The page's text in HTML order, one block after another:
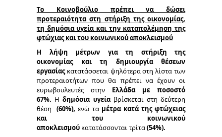
Το Κοινοβούλιο πρέπει να δώσει
προτεραιότητα στη στήριξη της οικονομίας,
τη δημόσια υγεία και την καταπολέμηση της
φτώχιας και του κοινωνικού αποκλεισμού
Η λήψη μέτρων για τη στήριξη της
οικονομίας και τη δημιουργία θέσεων
εργασίαςκατατάσσεται ψηλότερα στη λίστα των
προτεραιοτήτων που θα πρέπει να έχουν οι
ευρωβουλευτές στην Ελλάδα με ποσοστό
67%. Ηδημόσια υγείαβρίσκεται στη δεύτερη
θέση(60%), ενώ τα μέτρα κατά της φτώχειας
και του κοινωνικού
αποκλεισμού κατατάσσονται τρίτα(54%).